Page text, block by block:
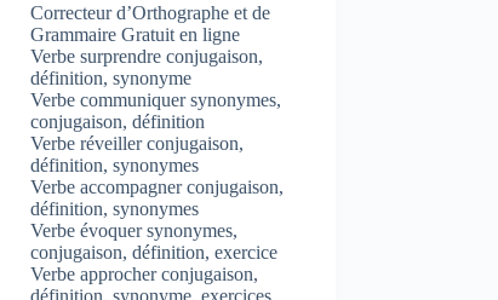
Correcteur d’Orthographe et de
Grammaire Gratuit en ligne
Verbe surprendre conjugaison,
définition, synonyme
Verbe communiquer synonymes,
conjugaison, définition
Verbe réveiller conjugaison,
définition, synonymes
Verbe accompagner conjugaison,
définition, synonymes
Verbe évoquer synonymes,
conjugaison, définition, exercice
Verbe approcher conjugaison,
définition, synonyme, exercices